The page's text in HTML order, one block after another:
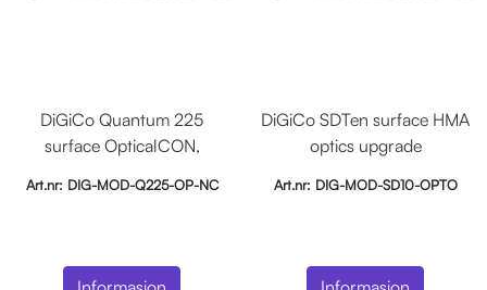
DiGiCo Quantum 225
surface OpticalCON,
Art.nr: DIG-MOD-Q225-OP-NC
DiGiCo SDTen surface HMA
optics upgrade
Art.nr: DIG-MOD-SD10-OPTO